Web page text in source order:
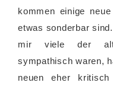
kommen einige
etwas sonderbar
mir viele der
sympathisch waren,
neuen eher